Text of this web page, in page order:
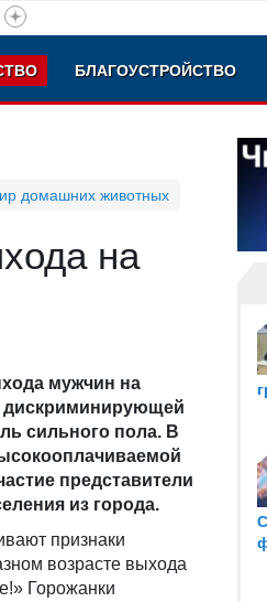
БЛАГОУСТРОЙСТВО
домашних животных
на
мужчин на
дискриминирующей
сильного пола. В
представители
из города.
признаки
возрасте выхода
Горожанки